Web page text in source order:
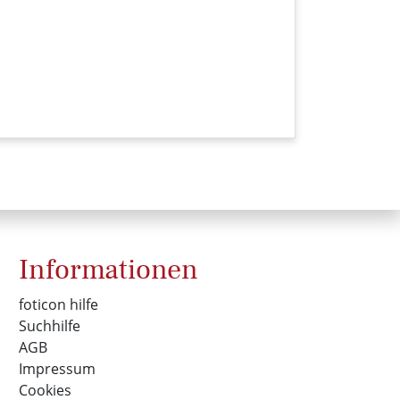
Informationen
foticon hilfe
Suchhilfe
AGB
Impressum
Cookies